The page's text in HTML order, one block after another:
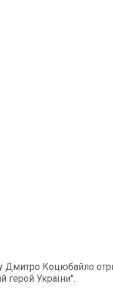
Дмитро Коцюбайло
герой України".